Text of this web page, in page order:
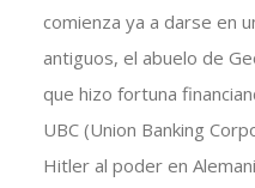
comienza ya a darse en
antiguos, el abuelo de
que hizo fortuna
UBC (Union Banking
Hitler al poder en